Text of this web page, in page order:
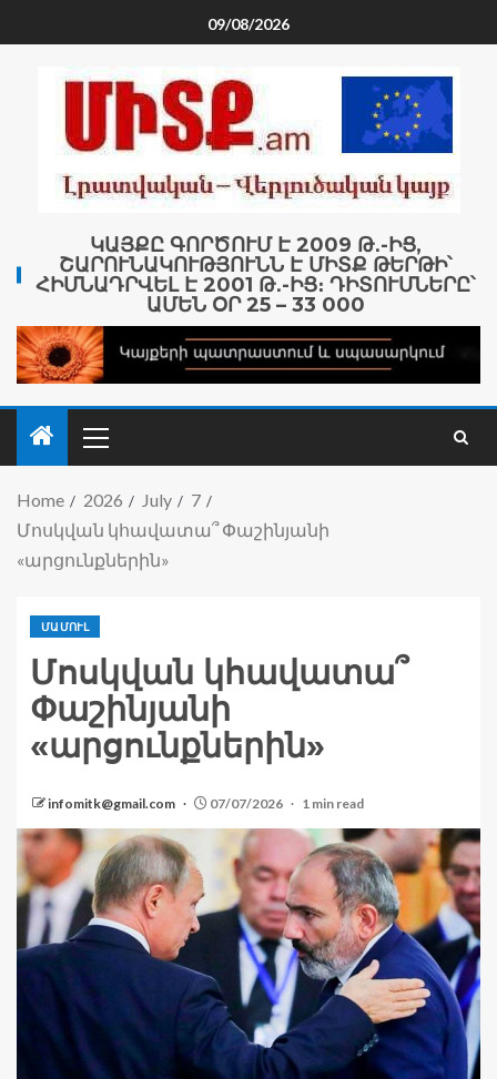
09/08/2026
ԿԱՅՔԸ ԳՈՐԾՈՒՄ Է 2009 Թ․-ԻՑ,
ՇԱՐՈՒՆԱԿՈՒԹՅՈՒՆՆ Է ՄԻՏՔ ԹԵՐԹԻ՝
ՀԻՄՆԱԴՐՎԵԼ Է 2001 Թ․-ԻՑ։ ԴԻՏՈՒՄՆԵՐԸ՝
ԱՄԵՆ ՕՐ 25 – 33 000
Home 2026 July
7
Մոսկվան կհավատա՞ Փաշինյանի
«արցունքներին»
ՄԱՄՈՒԼ
Մոսկվան կհավատա՞
Փաշինյանի
«արցունքներին»
infomitk@gmail.com 07/07/2026 1 min read